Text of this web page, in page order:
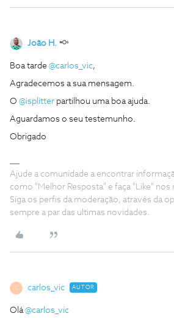
João H.
Boa tarde @carlos_vic,
Agradecemos a sua mensagem.
O @isplitter partilhou uma boa ajuda.
Aguardamos o seu testemunho.
Obrigado
Ajude a comunidade a encontrar
como "Melhor Resposta" e faça "Like"
Siga os perfis da moderação, através da
sempre a par das ultimas novidades.
C carlos_vic AUTOR
Olá @carlos_vic